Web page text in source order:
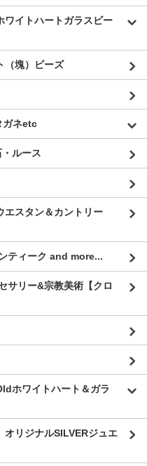
ワイトハートガラスビー
（塊）ビーズ
ガネetc
ルース
エスタン＆カントリー
ティーク and more...
サリー&宗教美術【クロ
ホワイトハート＆ガラ
リジナルSILVERジュエ